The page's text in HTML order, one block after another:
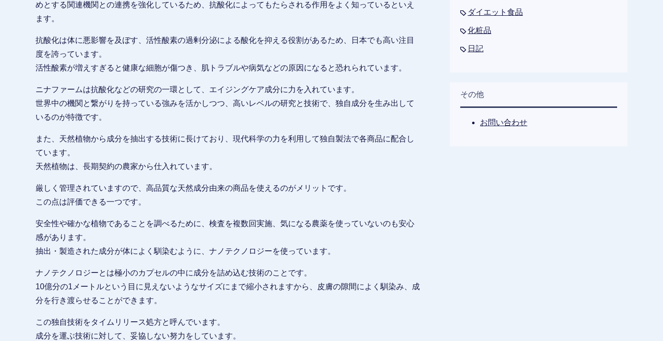
めとする関連機関との連携を強化しているため、抗酸化によってもたらされる作用をよく知っているといえ
ます。
抗酸化は体に悪影響を及ぼす、活性酸素の過剰分泌による酸化を抑える役割があるため、日本でも高い注目
度を誇っています。
活性酸素が増えすぎると健康な細胞が傷つき、肌トラブルや病気などの原因になると恐れられています。
ニナファームは抗酸化などの研究の一環として、エイジングケア成分に力を入れています。
世界中の機関と繋がりを持っている強みを活かしつつ、高いレベルの研究と技術で、独自成分を生み出して
いるのが特徴です。
また、天然植物から成分を抽出する技術に長けており、現代科学の力を利用して独自製法で各商品に配合し
ています。
天然植物は、長期契約の農家から仕入れています。
厳しく管理されていますので、高品質な天然成分由来の商品を使えるのがメリットです。
この点は評価できる一つです。
安全性や確かな植物であることを調べるために、検査を複数回実施、気になる農薬を使っていないのも安心
感があります。
抽出・製造された成分が体によく馴染むように、ナノテクノロジーを使っています。
ナノテクノロジーとは極小のカプセルの中に成分を詰め込む技術のことです。
10億分の1メートルという目に見えないようなサイズにまで縮小されますから、皮膚の隙間によく馴染み、成
分を行き渡らせることができます。
この独自技術をタイムリリース処方と呼んでいます。
成分を運ぶ技術に対して、妥協しない努力をしています。
ダイエット食品
化粧品
日記
その他
お問い合わせ